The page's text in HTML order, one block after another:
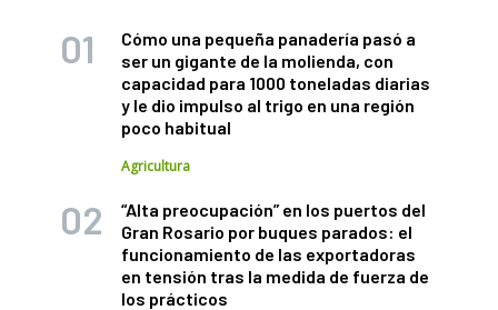
Cómo una pequeña panadería pasó a
ser un gigante de la molienda, con
capacidad para 1000 toneladas diarias
y le dio impulso al trigo en una región
poco habitual
Agricultura
“Alta preocupación” en los puertos del
Gran Rosario por buques parados: el
funcionamiento de las exportadoras
en tensión tras la medida de fuerza de
los prácticos